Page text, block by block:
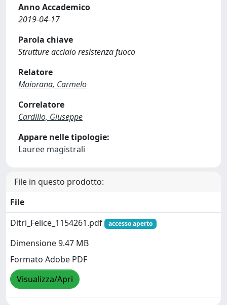
Anno Accademico
2019-04-17
Parola chiave
Strutture acciaio resistenza fuoco
Relatore
Maiorana, Carmelo
Correlatore
Cardillo, Giuseppe
Appare nelle tipologie:
Lauree magistrali
File in questo prodotto:
File
Ditri_Felice_1154261.pdf
accesso aperto
Dimensione 9.47 MB
Formato Adobe PDF
Visualizza/Apri